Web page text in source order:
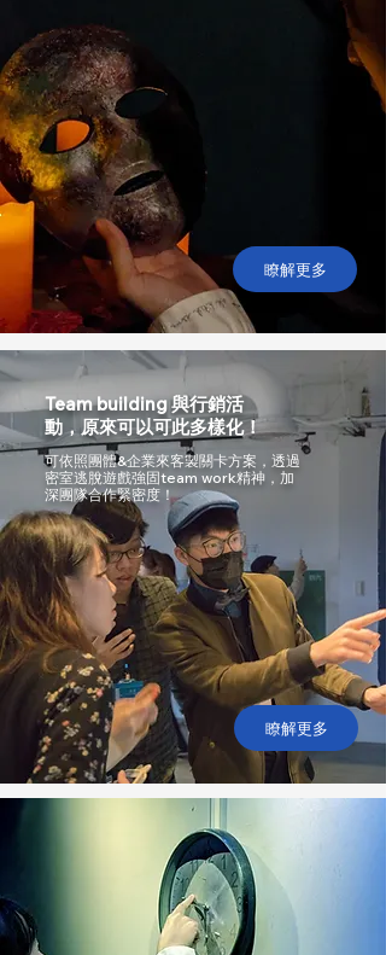
瞭解更多
Team building 與行銷活
動，原來可以可此多樣化！
可依照團體&企業來客製關卡方案，透過
密室逃脫遊戲強固team work精神，加
深團隊合作緊密度！
瞭解更多